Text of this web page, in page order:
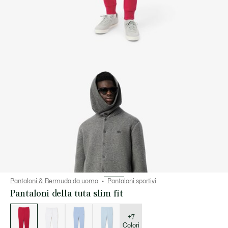
Pantaloni & Bermuda da uomo Pantaloni sportivi
Pantaloni della tuta slim fit
Elenco
delle
varianti
+7
Colori